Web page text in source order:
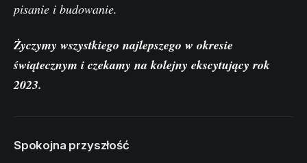
pisanie i budowanie.
Życzymy wszystkiego najlepszego w okresie
świątecznym i czekamy na kolejny ekscytujący rok
2023.
Spokojna przyszłość